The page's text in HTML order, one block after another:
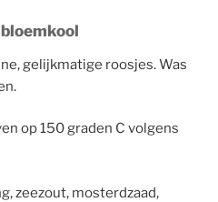
gelijkmatige roosjes. Was
op 150 graden C volgens
zeezout, mosterdzaad,